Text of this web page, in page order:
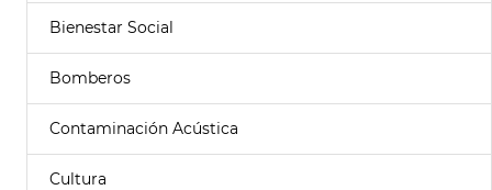
Bienestar Social
Bomberos
Contaminación Acústica
Cultura